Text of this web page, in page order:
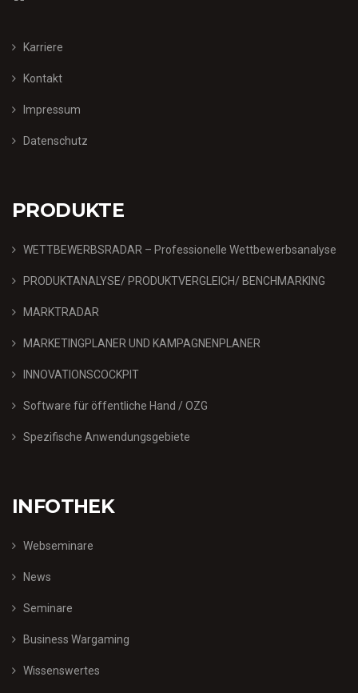
Karriere
Kontakt
Impressum
Datenschutz
PRODUKTE
WETTBEWERBSRADAR – Professionelle Wettbewerbsanalyse
PRODUKTANALYSE/ PRODUKTVERGLEICH/ BENCHMARKING
MARKTRADAR
MARKETINGPLANER UND KAMPAGNENPLANER
INNOVATIONSCOCKPIT
Software für öffentliche Hand / OZG
Spezifische Anwendungsgebiete
INFOTHEK
Webseminare
News
Seminare
Business Wargaming
Wissenswertes